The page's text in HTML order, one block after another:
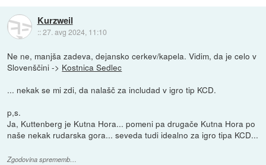
Kurzweil
::27. avg 2024, 11:10
Ne ne, manjša zadeva, dejansko cerkev/kapela. Vidim, da je celo v
Slovenščini -> Kostnica Sedlec
... nekak se mi zdi, da nalašč za includad v igro tip KCD.
p,s.
Ja, Kuttenberg je Kutna Hora... pomeni pa drugače Kutna Hora po
naše nekak rudarska gora... seveda tudi idealno za igro tipa KCD...
Zgodovina sprememb…